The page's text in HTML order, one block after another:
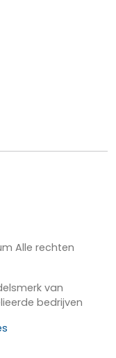
Alle rechten
van
bedrijven